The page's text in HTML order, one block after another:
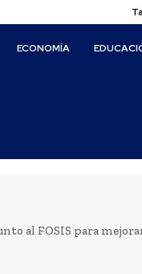
ECONOMÍA
al FOSIS para